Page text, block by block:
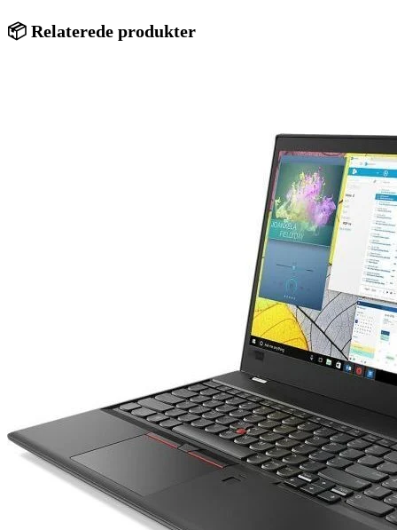
📦 Relaterede produkter